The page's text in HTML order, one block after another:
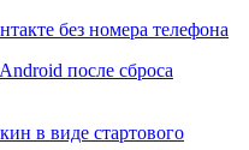
без номера телефона
после сброса
в виде стартового